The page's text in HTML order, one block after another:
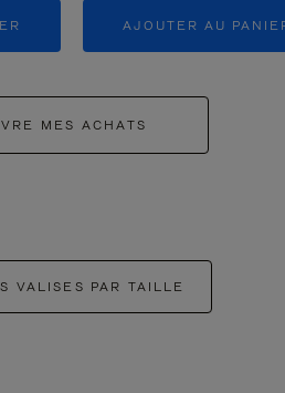
AJOUTER AU
MES ACHATS
VALISES PAR TAILLE